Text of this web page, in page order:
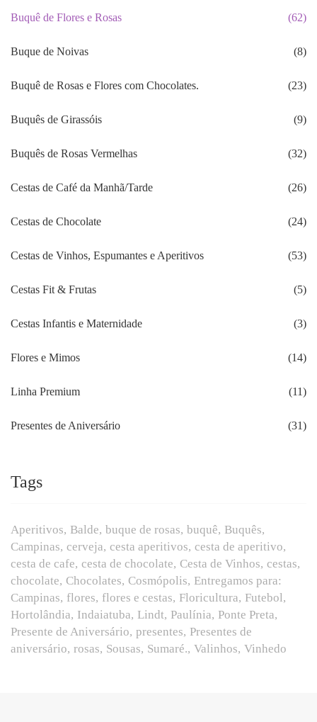
Buquê de Flores e Rosas (62)
Buque de Noivas (8)
Buquê de Rosas e Flores com Chocolates. (23)
Buquês de Girassóis (9)
Buquês de Rosas Vermelhas (32)
Cestas de Café da Manhã/Tarde (26)
Cestas de Chocolate (24)
Cestas de Vinhos, Espumantes e Aperitivos (53)
Cestas Fit & Frutas (5)
Cestas Infantis e Maternidade (3)
Flores e Mimos (14)
Linha Premium (11)
Presentes de Aniversário (31)
Tags
Aperitivos Balde buque de rosas buquê Buquês
Campinas cerveja cesta aperitivos cesta de aperitivo
cesta de cafe cesta de chocolate Cesta de Vinhos cestas
chocolate Chocolates Cosmópolis Entregamos para:
Campinas flores flores e cestas Floricultura Futebol
Hortolândia Indaiatuba Lindt Paulínia Ponte Preta
Presente de Aniversário presentes Presentes de
aniversário rosas Sousas Sumaré. Valinhos Vinhedo